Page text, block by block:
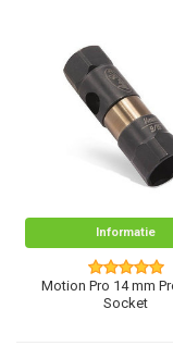
Informatie
Motion Pro 14 mm
Socket